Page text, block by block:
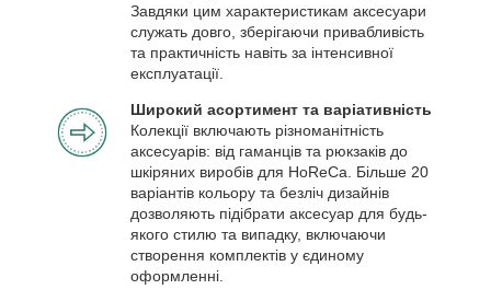
Завдяки цим характеристикам аксесуари
служать довго, зберігаючи привабливість
та практичність навіть за інтенсивної
експлуатації.
Широкий асортимент та варіативність
Колекції включають різноманітність
аксесуарів: від гаманців та рюкзаків до
шкіряних виробів для HoReCa. Більше 20
варіантів кольору та безліч дизайнів
дозволяють підібрати аксесуар для будь-
якого стилю та випадку, включаючи
створення комплектів у єдиному
оформленні.